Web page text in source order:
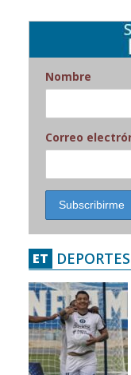
Nombre
Correo
ET DEPORTES